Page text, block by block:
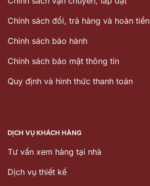
Chính sách đổi, trả hàng và hoàn tiền
Chinh sách bảo hành
Chính sách bảo mật thông tin
Quy định và hình thức thanh toán
DỊCH VỤ KHÁCH HÀNG
Tư vấn xem hàng tại nhà
Dịch vụ thiết kế